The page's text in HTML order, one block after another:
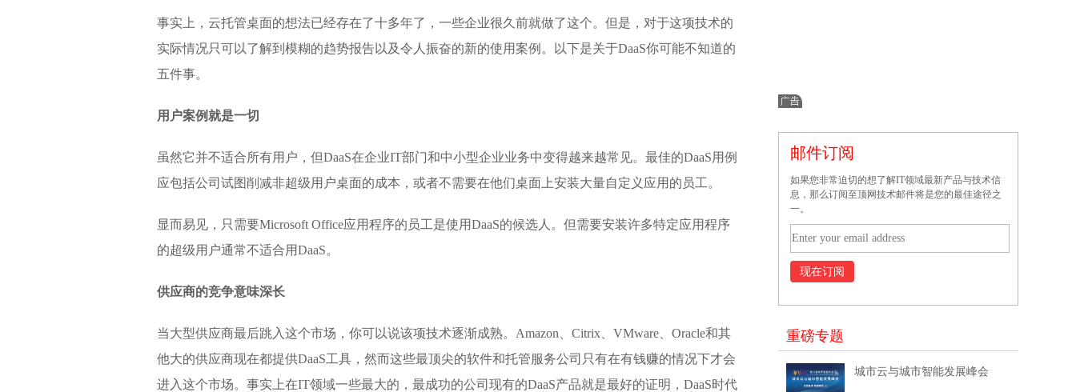
事实上，云托管桌面的想法已经存在了十多年了，一些企业很久前就做了这个。但是，对于这项技术的
实际情况只可以了解到模糊的趋势报告以及令人振奋的新的使用案例。以下是关于DaaS你可能不知道的
五件事。
用户案例就是一切
虽然它并不适合所有用户，但DaaS在企业IT部门和中小型企业业务中变得越来越常见。最佳的DaaS用例
应包括公司试图削减非超级用户桌面的成本，或者不需要在他们桌面上安装大量自定义应用的员工。
显而易见，只需要Microsoft Office应用程序的员工是使用DaaS的候选人。但需要安装许多特定应用程序
的超级用户通常不适合用DaaS。
供应商的竞争意味深长
当大型供应商最后跳入这个市场，你可以说该项技术逐渐成熟。Amazon、Citrix、VMware、Oracle和其
他大的供应商现在都提供DaaS工具，然而这些最顶尖的软件和托管服务公司只有在有钱赚的情况下才会
进入这个市场。事实上在IT领域一些最大的，最成功的公司现有的DaaS产品就是最好的证明，DaaS时代
邮件订阅
如果您非常迫切的想了解IT领域最新产品与技术信
息，那么订阅至顶网技术邮件将是您的最佳途径之
一。
重磅专题
城市云与城市智能发展峰会